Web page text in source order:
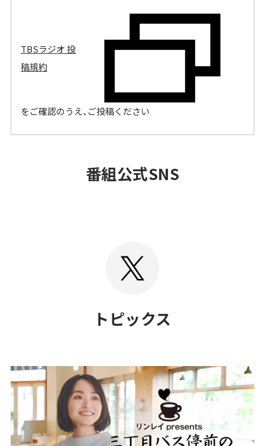
TBSラジオ 投
稿規約
をご確認のうえ、ご投稿ください
番組公式SNS
OFFICIAL
SNS
トピックス
TOPICS